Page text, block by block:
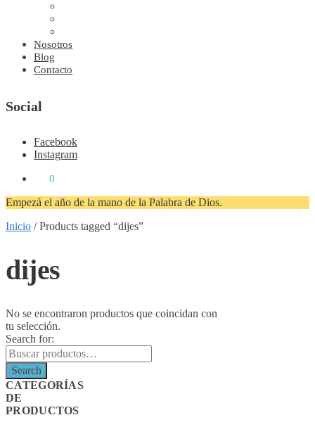
Nosotros
Blog
Contacto
Social
Facebook
Instagram
0
Empezá el año de la mano de la Palabra de Dios.
Inicio /Products tagged “dijes”
dijes
No se encontraron productos que coincidan con
tu selección.
Search for:
Search
CATEGORÍAS
DE
PRODUCTOS